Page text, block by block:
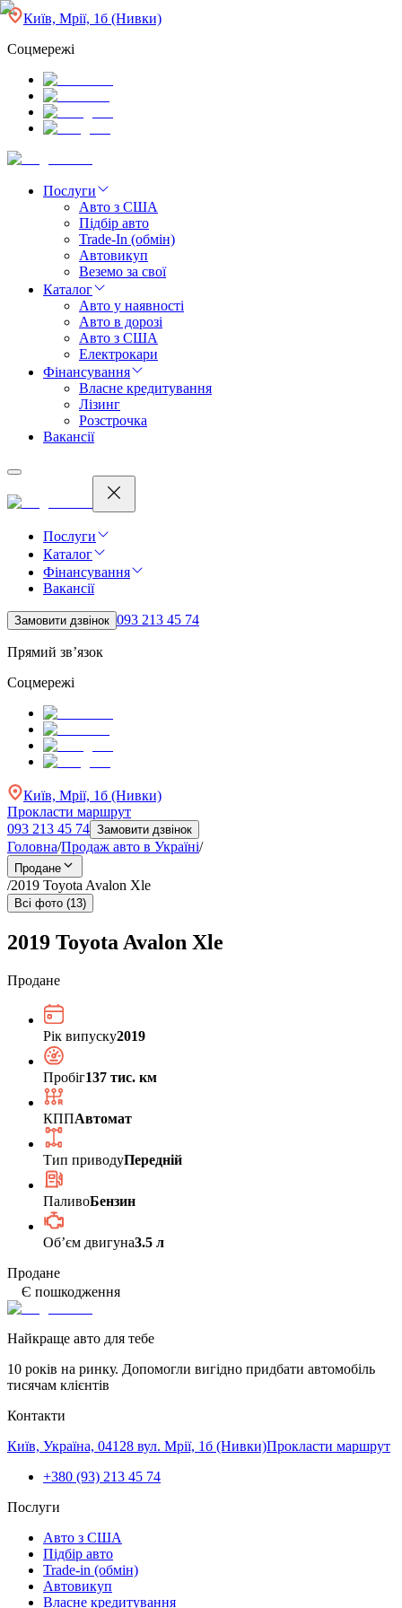
Київ, Мрії, 1б (Нивки)
Соцмережі
Послуги
Авто з США
Підбір авто
Trade-In (обмін)
Автовикуп
Веземо за свої
Каталог
Авто у наявності
Авто в дорозі
Авто з США
Електрокари
Фінансування
Власне кредитування
Лізинг
Розстрочка
Вакансії
Послуги
Каталог
Фінансування
Вакансії
Замовити дзвінок 093 213 45 74
Прямий зв’язок
Соцмережі
Київ, Мрії, 1б (Нивки)
Прокласти маршрут
093 213 45 74 Замовити дзвінок
Головна/Продаж авто в Україні/
Продане
/2019 Toyota Avalon Xle
Всі фото (13)
2019 Toyota Avalon Xle
Продане
Рік випуску2019
Пробіг137 тис. км
КППАвтомат
Тип приводуПередній
ПаливоБензин
Обʼєм двигуна3.5 л
Продане
Є пошкодження
Найкраще авто для тебе
10 років на ринку. Допомогли вигідно придбати автомобіль
тисячам клієнтів
Контакти
Київ, Україна, 04128 вул. Мрії, 1б (Нивки)Прокласти маршрут
+380 (93) 213 45 74
Послуги
Авто з США
Підбір авто
Trade-in (обмін)
Автовикуп
Власне кредитування